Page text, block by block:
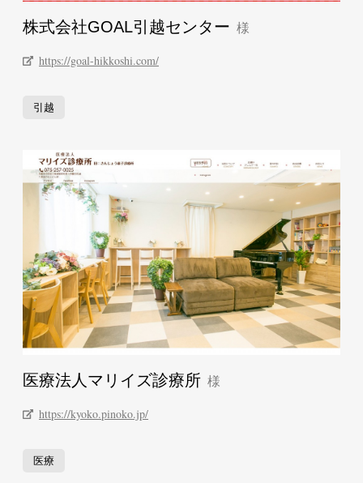
株式会社GOAL引越センター
https://goal-hikkoshi.com/
引越
医療法人マリイズ診療所
https://kyoko.pinoko.jp/
医療